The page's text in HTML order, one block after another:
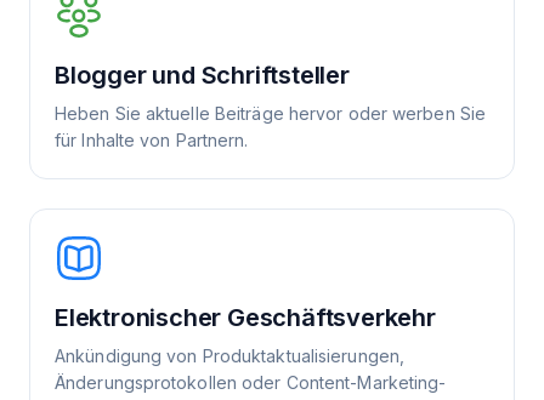
Blogger und Schriftsteller
Heben Sie aktuelle Beiträge hervor oder werben Sie
für Inhalte von Partnern.
Elektronischer Geschäftsverkehr
Ankündigung von Produktaktualisierungen,
Änderungsprotokollen oder Content-Marketing-